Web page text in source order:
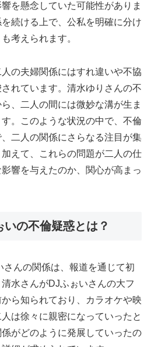
を懸念していた可能性がありま
続ける上で、公私を明確に分け
考えられます。
の夫婦関係にはすれ違いや不協
れています。清水ゆりさんの不
、二人の間には微妙な溝が生ま
。このような状況の中で、不倫
二人の関係にさらなる注目が集
えて、これらの問題が二人の仕
響を与えたのか、関心が高まっ
の不倫疑惑とは？
んの関係は、報道を通じて初
水さんがDJふぉいさんの大フ
ら知られており、カラオケや映
は徐々に親密になっていったと
がどのように発展していったの